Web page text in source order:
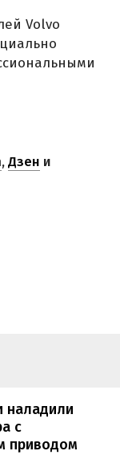
Volvo
,Дзен и
наладили
с
приводом